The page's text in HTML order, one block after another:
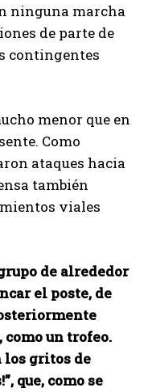
ninguna marcha
de parte de
contingentes
menor que en
Como
ataques hacia
también
viales
de alrededor
el poste, de
un trofeo.
los gritos de
que, como se